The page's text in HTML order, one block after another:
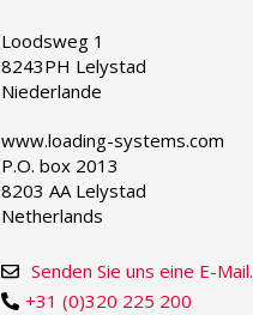
language
Loodsweg 1
8243PH Lelystad
Niederlande
www.loading-systems.com
P.O. box 2013
8203 AA Lelystad
Netherlands
+31 (0)320 225 200
Senden Sie uns eine E-Mail.